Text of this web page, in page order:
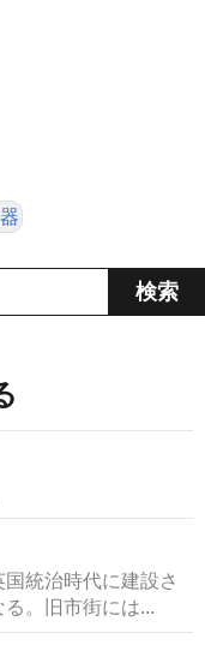
統治時代に建設さ
。旧市街には...